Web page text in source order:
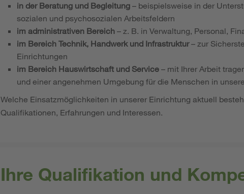
in der Beratung und Begleitung – beispielsweise in der
sozialen und psychosozialen Arbeitsfeldern
im administrativen Bereich – z. B. in Verwaltung, Personal,
im Bereich Technik, Handwerk und Infrastruktur– zur
Einrichtungen
im Bereich Hauswirtschaft und Service – mit Ihrer Arbeit
und einer angenehmen Umgebung für die Menschen in
Welche Einsatzmöglichkeiten in unserer Einrichtung aktuell
Qualifikationen, Erfahrungen und Interessen.
Ihre Qualifikation und